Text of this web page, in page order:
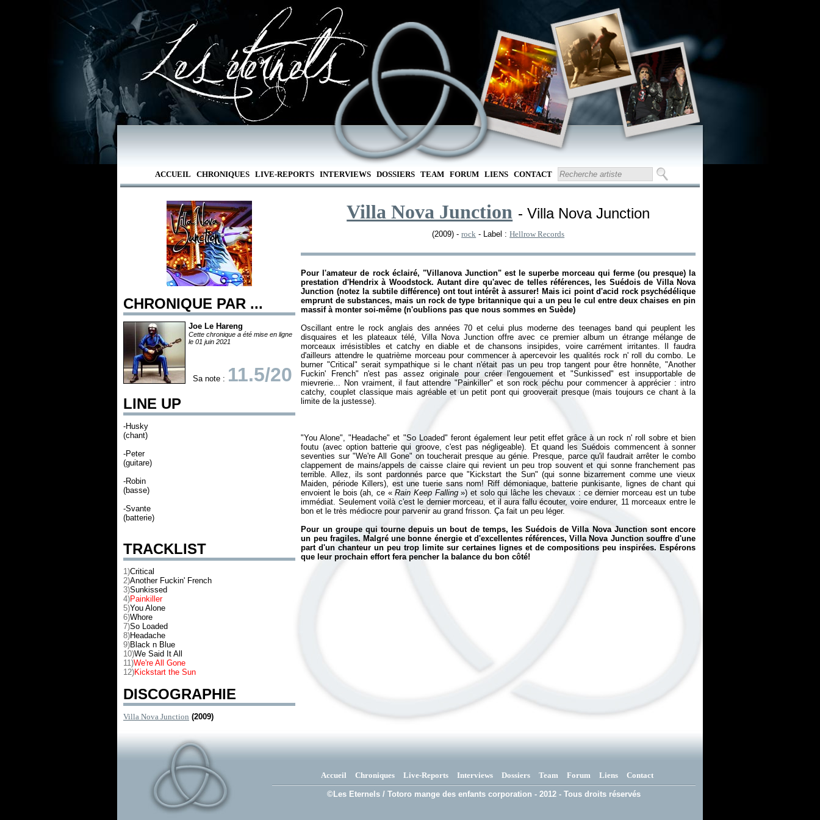
ACCUEIL CHRONIQUES LIVE-REPORTS INTERVIEWS DOSSIERS TEAM FORUM LIENS CONTACT
CHRONIQUE PAR ...
Joe Le Hareng
Cette chronique a été mise en ligne
le 01 juin 2021
Sa note : 11.5/20
LINE UP
-Husky
(chant)
-Peter
(guitare)
-Robin
(basse)
-Svante
(batterie)
TRACKLIST
1)Critical
2)Another Fuckin' French
3)Sunkissed
4)Painkiller
5)You Alone
6)Whore
7)So Loaded
8)Headache
9)Black n Blue
10)We Said It All
11)We're All Gone
12)Kickstart the Sun
DISCOGRAPHIE
Villa Nova Junction (2009)
Villa Nova Junction - Villa Nova Junction
(2009) -rock - Label :Hellrow Records
Pour l'amateur de rock éclairé, "Villanova Junction" est le superbe morceau qui ferme (ou presque) la
prestation d'Hendrix à Woodstock. Autant dire qu'avec de telles références, les Suédois de Villa Nova
Junction (notez la subtile différence) ont tout intérêt à assurer! Mais ici point d'acid rock psychédélique
emprunt de substances, mais un rock de type britannique qui a un peu le cul entre deux chaises en pin
massif à monter soi-même (n'oublions pas que nous sommes en Suède)
Oscillant entre le rock anglais des années 70 et celui plus moderne des teenages band qui peuplent les
disquaires et les plateaux télé, Villa Nova Junction offre avec ce premier album un étrange mélange de
morceaux irrésistibles et catchy en diable et de chansons insipides, voire carrément irritantes. Il faudra
d'ailleurs attendre le quatrième morceau pour commencer à apercevoir les qualités rock n' roll du combo. Le
burner "Critical" serait sympathique si le chant n'était pas un peu trop tangent pour être honnête, "Another
Fuckin' French" n'est pas assez originale pour créer l'engouement et "Sunkissed" est insupportable de
mievrerie... Non vraiment, il faut attendre "Painkiller" et son rock péchu pour commencer à apprécier : intro
catchy, couplet classique mais agréable et un petit pont qui grooverait presque (mais toujours ce chant à la
"You Alone", "Headache" et "So Loaded" feront également leur petit effet grâce à un rock n' roll sobre et bien
foutu (avec option batterie qui groove, c'est pas négligeable). Et quand les Suédois commencent à sonner
seventies sur "We're All Gone" on toucherait presque au génie. Presque, parce qu'il faudrait arrêter le combo
clappement de mains/appels de caisse claire qui revient un peu trop souvent et qui sonne franchement pas
terrible. Allez, ils sont pardonnés parce que "Kickstart the Sun" (qui sonne bizarrement comme une vieux
Maiden, période Killers), est une tuerie sans nom! Riff démoniaque, batterie punkisante, lignes de chant qui
envoient le bois (ah, ce «Rain Keep Falling») et solo qui lâche les chevaux : ce dernier morceau est un tube
immédiat. Seulement voilà c'est le dernier morceau, et il aura fallu écouter, voire endurer, 11 morceaux entre le
bon et le très médiocre pour parvenir au grand frisson. Ça fait un peu léger.
Pour un groupe qui tourne depuis un bout de temps, les Suédois de Villa Nova Junction sont encore
un peu fragiles. Malgré une bonne énergie et d'excellentes références, Villa Nova Junction souffre d'une
part d'un chanteur un peu trop limite sur certaines lignes et de compositions peu inspirées. Espérons
que leur prochain effort fera pencher la balance du bon côté!
Accueil Chroniques Live-Reports Interviews Dossiers Team Forum Liens Contact
©Les Eternels / Totoro mange des enfants corporation - 2012 - Tous droits réservés